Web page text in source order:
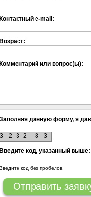
Контактный e-mail:
Возраст:
Комментарий или вопрос(ы):
Заполняя данную форму, я
3
8
2
3 3 2
Введите код, указанный выше:
Введите код без пробелов.